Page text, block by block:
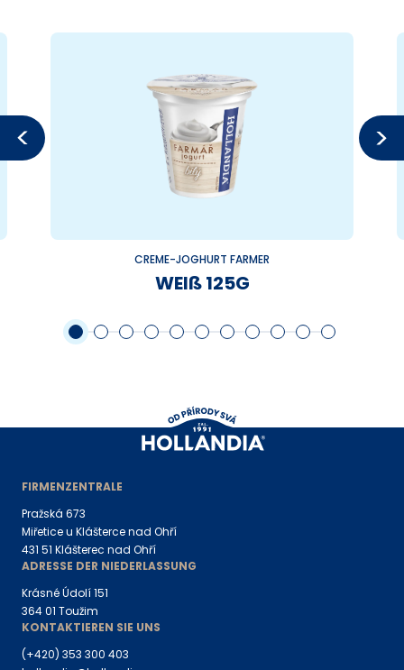
CREME-JOGHURT FARMER
WEIß 125G
FIRMENZENTRALE
Pražská 673
Miřetice u Klášterce nad Ohří
431 51 Klášterec nad Ohří
ADRESSE DER NIEDERLASSUNG
Krásné Údolí 151
364 01 Toužim
KONTAKTIEREN SIE UNS
(+420) 353 300 403